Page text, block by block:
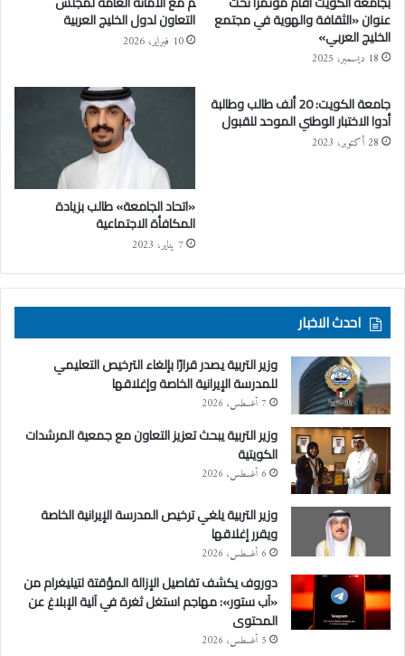
عنوان «الثقافة والهوية في مجتمع
الخليج العربي»
18 ديسمبر، 2025
التعاون لدول الخليج العربية
10 فبراير، 2026
جامعة الكويت: 20 ألف طالب وطالبة
أدوا الاختبار الوطني الموحد للقبول
28 أكتوبر، 2023
«اتحاد الجامعة» طالب بزيادة
المكافأة الاجتماعية
7 يناير، 2023
احدث الاخبار
وزير التربية يصدر قرارًا بإلغاء الترخيص التعليمي
للمدرسة الإيرانية الخاصة وإغلاقها
7 أغسطس، 2026
وزير التربية يبحث تعزيز التعاون مع جمعية المرشدات
الكويتية
6 أغسطس، 2026
وزير التربية يلغي ترخيص المدرسة الإيرانية الخاصة
ويقرر إغلاقها
6 أغسطس، 2026
دوروف يكشف تفاصيل الإزالة المؤقتة لتيليغرام من
«آب ستور»: مهاجم استغل ثغرة في آلية الإبلاغ عن
المحتوى
5 أغسطس، 2026